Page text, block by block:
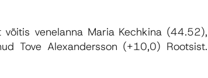
venelanna Maria Kechkina (44.52),
Tove Alexandersson (+10,0) Rootsist.